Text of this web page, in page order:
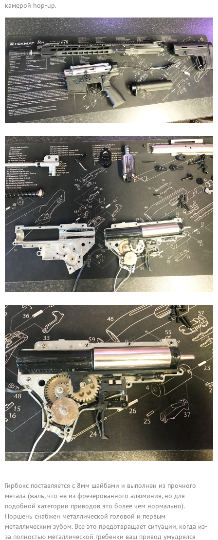
камерой hop-up.
Гирбокс поставляется с 8мм шайбами и выполнен из прочного
метала (жаль, что не из фрезерованного алюминия, но для
подобной категории приводов это более чем нормально).
Поршень снабжен металлической головой и первым
металлическим зубом. Все это предотвращает ситуации, когда из-
за полностью металлической гребенки ваш привод умудрялся